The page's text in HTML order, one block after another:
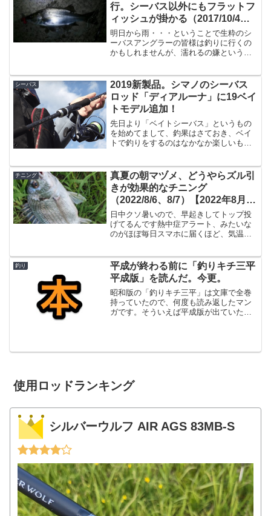
行。シーバス以外にもフラットフ
ィッシュが掛かる（2017/10/4）
【2017年10月釣行】
明日から雨・・・ということで生粋のシ
ーバスアングラーの皆様は釣りに行くの
かもしれませんが、濡れるの嫌という僕
ではありますが釣行してきました。ボイ
ル無しの河川数週間前の台...
シーバス
2019新製品。シマノのシーバス
ロッド「ディアルーナ」に19ベイ
トモデル追加！
先日より「ベイトシーバス」というもの
を始めてまして、釣果はさておき、ベイ
トで釣りをするのはなかなか楽しいもの
思ったより選択肢が少ないのが現実。
（最近メジャークラフトも出...
チニング
真夏の朝マヅメ、どうやらズル引
きが効果的なチニング
（2022/8/6、8/7）【2022年8月釣
果】
日中クソ暑いので、早起きしてトップ投
げてるんです熱中症アラート、みたいな
のがほぼ毎日スマホに届くほど、気温が
く、という事をやってるわけですが全然
トップでチヌが釣れんいや、...
釣り
平成が終わる前に「釣りキチ三平
平成版」を読んだ。今更。
昭和版の「釣りキチ三平」は文庫で全巻
持っていたので、何度も読み返したマン
ガです。そういえば平成版が出ていたの
ス)posted ...
使用ロッドランキング
シルバーウルフ AIR AGS 83MB-S